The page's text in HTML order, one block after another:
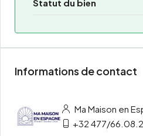
Statut du bien
Informations de contact
Ma Maison en
+32 477/